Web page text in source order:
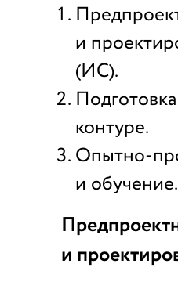
и
(ИС).
контуре.
Опытно-
и обучение.
и